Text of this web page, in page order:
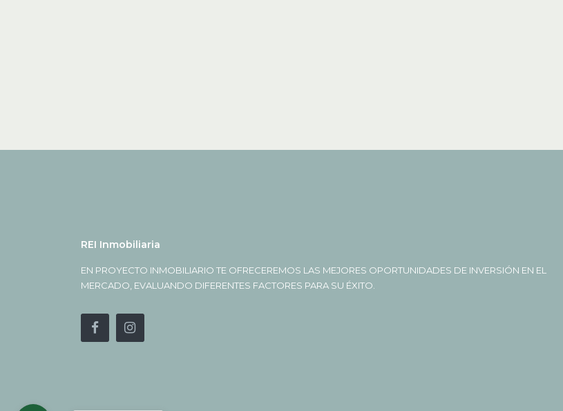
REI Inmobiliaria
EN PROYECTO INMOBILIARIO TE OFRECEREMOS LAS MEJORES OPORTUNIDADES DE INVERSIÓN EN EL
MERCADO, EVALUANDO DIFERENTES FACTORES PARA SU ÉXITO.